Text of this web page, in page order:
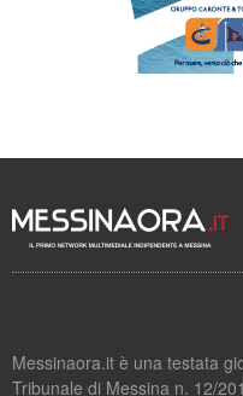
Messinaora.it è una testata
Tribunale di Messina n. 12/